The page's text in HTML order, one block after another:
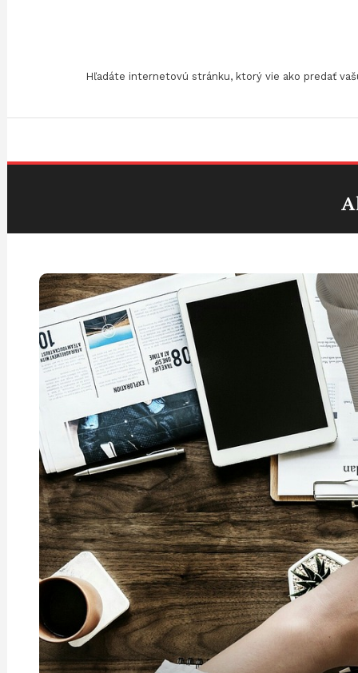
Hľadáte internetovú stránku, ktorý vie ako predať